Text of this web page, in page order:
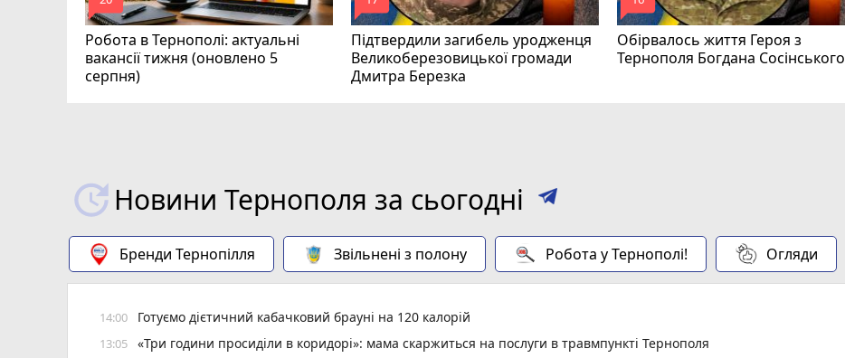
Робота в Тернополі: актуальні
вакансії тижня (оновлено 5
серпня)
Підтвердили загибель уродженця
Великоберезовицької громади
Дмитра Березка
Обірвалось життя Героя з
Тернополя Богдана Сосінського
Новини Тернополя за сьогодні
Бренди Тернопілля Звільнені з полону Робота у Тернополі! Огляди
14:00 Готуємо дієтичний кабачковий брауні на 120 калорій
13:05 «Три години просиділи в коридорі»: мама скаржиться на послуги в травмпункті Тернополя